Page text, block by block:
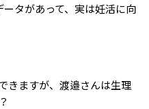
タがあって、実は妊活に向
ますが、渡邉さんは生理